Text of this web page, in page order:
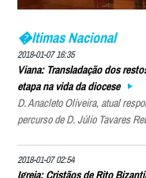
�ltimas Nacional
2018-01-07 16:35
Viana: Transladação dos
etapa na vida da diocese
D. Anacleto Oliveira, atual
percurso de D. Júlio Tavares
2018-01-07 02:54
Igreja: Cristãos de Rito